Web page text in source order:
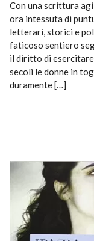
Con una scrittura
ora intessuta di
letterari, storici e
faticoso sentiero
il diritto di
secoli le donne in
duramente […]